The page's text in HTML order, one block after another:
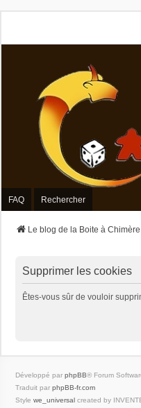
FAQ Rechercher
Le blog de la Boite à Chimère
Supprimer les cookies
Êtes-vous sûr de vouloir
Développé par phpBB® Forum
Traduit par phpBB-fr.com
Style we_universal created by